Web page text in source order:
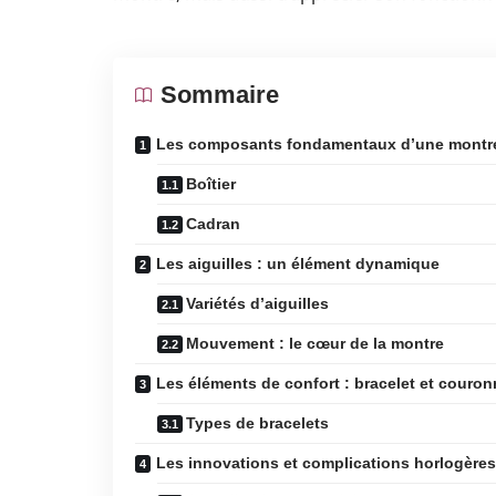
Sommaire
Les composants fondamentaux d’une
Boîtier
Cadran
Les aiguilles : un élément dynamique
Variétés d’aiguilles
Mouvement : le cœur de la montre
Les éléments de confort : bracelet et
Types de bracelets
Les innovations et complications horlogères